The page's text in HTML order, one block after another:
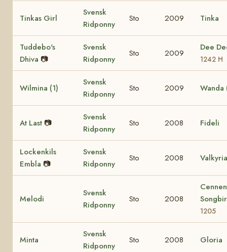
Tinkas Girl
Svensk
Ridponny
Sto 2009 Tinka
Tuddebo's
Dhiva 📷
Svensk
Ridponny
Sto 2009
Dee
1242 H
Wilmina (1)
Svensk
Ridponny
Sto 2009 Wanda
At Last 📷
Svensk
Ridponny
Sto 2008 Fideli
Lockenkils
Embla 📷
Svensk
Ridponny
Sto 2008 Valkyria
Melodi
Svensk
Ridponny
Sto 2008
Cennen
1205
Minta
Svensk
Ridponny
Sto 2008 Gloria